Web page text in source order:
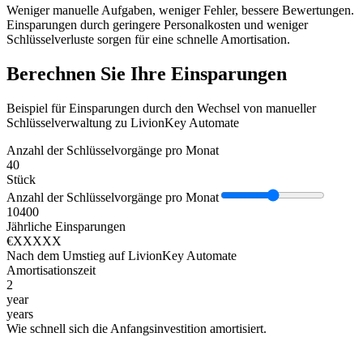
Weniger manuelle Aufgaben, weniger Fehler, bessere Bewertungen.
Einsparungen durch geringere Personalkosten und weniger
Schlüsselverluste sorgen für eine schnelle Amortisation.
Berechnen Sie Ihre Einsparungen
Beispiel für Einsparungen durch den Wechsel von manueller
Schlüsselverwaltung zu LivionKey Automate
Anzahl der Schlüsselvorgänge pro Monat
40
Stück
Anzahl der Schlüsselvorgänge pro Monat
10400
Jährliche Einsparungen
€XXXXX
Nach dem Umstieg auf LivionKey Automate
Amortisationszeit
2
year
years
Wie schnell sich die Anfangsinvestition amortisiert.